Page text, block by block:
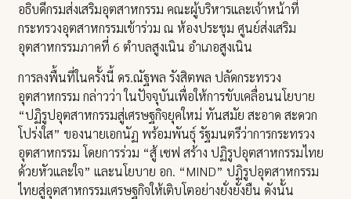
อธิบดีกรมส่งเสริมอุตสาหกรรม คณะผู้บริหารและเจ้าหน้าที่
กระทรวงอุตสาหกรรมเข้าร่วม ณ ห้องประชุม ศูนย์ส่งเสริม
อุตสาหกรรมภาคที่ 6 ตำบลสูงเนิน อำเภอสูงเนิน
การลงพื้นที่ในครั้งนี้ ดร.ณัฐพล รังสิตพล ปลัดกระทรวง
อุตสาหกรรม กล่าวว่า ในปัจจุบันเพื่อให้การขับเคลื่อนนโยบาย
“ปฏิรูปอุตสาหกรรมสู่เศรษฐกิจยุคใหม่ ทันสมัย สะอาด สะดวก
โปร่งใส” ของนายเอกนัฏ พร้อมพันธุ์ รัฐมนตรีว่าการกระทรวง
อุตสาหกรรม โดยการร่วม “สู้ เซฟ สร้าง ปฏิรูปอุตสาหกรรมไทย
ด้วยหัวและใจ” และนโยบาย อก. “MIND” ปฏิรูปอุตสาหกรรม
ไทยสู่อุตสาหกรรมเศรษฐกิจให้เติบโตอย่างยั่งยั่งยืน ดังนั้น